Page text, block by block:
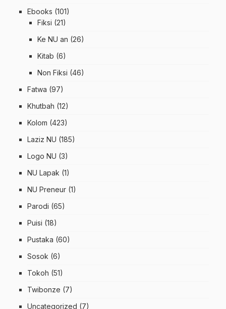
Ebooks (101)
Fiksi (21)
Ke NU an (26)
Kitab (6)
Non Fiksi (46)
Fatwa (97)
Khutbah (12)
Kolom (423)
Laziz NU (185)
Logo NU (3)
NU Lapak (1)
NU Preneur (1)
Parodi (65)
Puisi (18)
Pustaka (60)
Sosok (6)
Tokoh (51)
Twibonze (7)
Uncategorized (7)